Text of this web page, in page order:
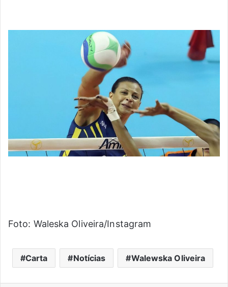
Foto: Waleska Oliveira/Instagram
Carta Notícias Walewska Oliveira